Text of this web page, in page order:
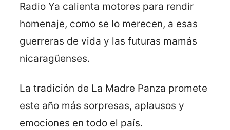
Radio Ya calienta motores para rendir
homenaje, como se lo merecen, a esas
guerreras de vida y las futuras mamás
nicaragüenses.
La tradición de La Madre Panza promete
este año más sorpresas, aplausos y
emociones en todo el país.